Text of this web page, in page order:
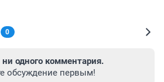
0
ни одного комментария.
обсуждение первым!